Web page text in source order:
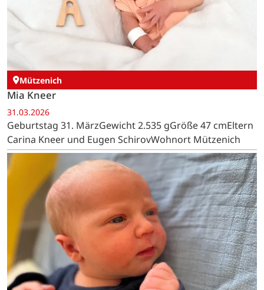
Mützenich
Mia Kneer
31.03.2026
Geburtstag 31. MärzGewicht 2.535 gGröße 47 cmEltern
Carina Kneer und Eugen SchirovWohnort Mützenich